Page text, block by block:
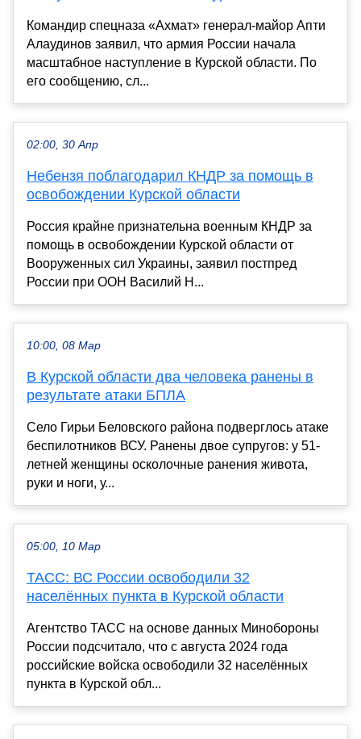
Командир спецназа «Ахмат» генерал-майор Апти
Алаудинов заявил, что армия России начала
масштабное наступление в Курской области. По
его сообщению, сл...
02:00, 30 Апр
Небензя поблагодарил КНДР за помощь в
освобождении Курской области
Россия крайне признательна военным КНДР за
помощь в освобождении Курской области от
Вооруженных сил Украины, заявил постпред
России при ООН Василий Н...
10:00, 08 Мар
В Курской области два человека ранены в
результате атаки БПЛА
Село Гирьи Беловского района подверглось атаке
беспилотников ВСУ. Ранены двое супругов: у 51-
летней женщины осколочные ранения живота,
руки и ноги, у...
05:00, 10 Мар
ТАСС: ВС России освободили 32
населённых пункта в Курской области
Агентство ТАСС на основе данных Минобороны
России подсчитало, что с августа 2024 года
российские войска освободили 32 населённых
пункта в Курской обл...